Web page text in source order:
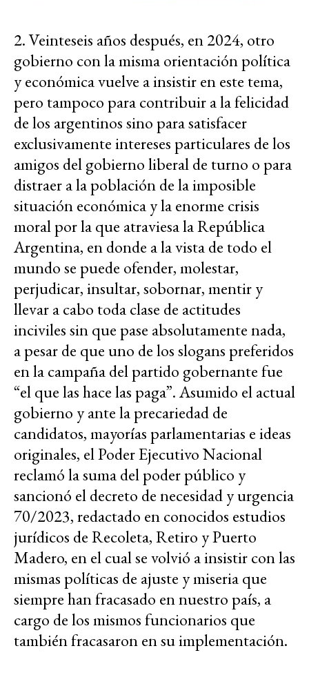
2. Veinteseis años después, en 2024, otro
gobierno con la misma orientación política
y económica vuelve a insistir en este tema,
pero tampoco para contribuir a la felicidad
de los argentinos sino para satisfacer
exclusivamente intereses particulares de los
amigos del gobierno liberal de turno o para
distraer a la población de la imposible
situación económica y la enorme crisis
moral por la que atraviesa la República
Argentina, en donde a la vista de todo el
mundo se puede ofender, molestar,
perjudicar, insultar, sobornar, mentir y
llevar a cabo toda clase de actitudes
inciviles sin que pase absolutamente nada,
a pesar de que uno de los slogans preferidos
en la campaña del partido gobernante fue
“el que las hace las paga”. Asumido el actual
gobierno y ante la precariedad de
candidatos, mayorías parlamentarias e ideas
originales, el Poder Ejecutivo Nacional
reclamó la suma del poder público y
sancionó el decreto de necesidad y urgencia
70/2023, redactado en conocidos estudios
jurídicos de Recoleta, Retiro y Puerto
Madero, en el cual se volvió a insistir con las
mismas políticas de ajuste y miseria que
siempre han fracasado en nuestro país, a
cargo de los mismos funcionarios que
también fracasaron en su implementación.